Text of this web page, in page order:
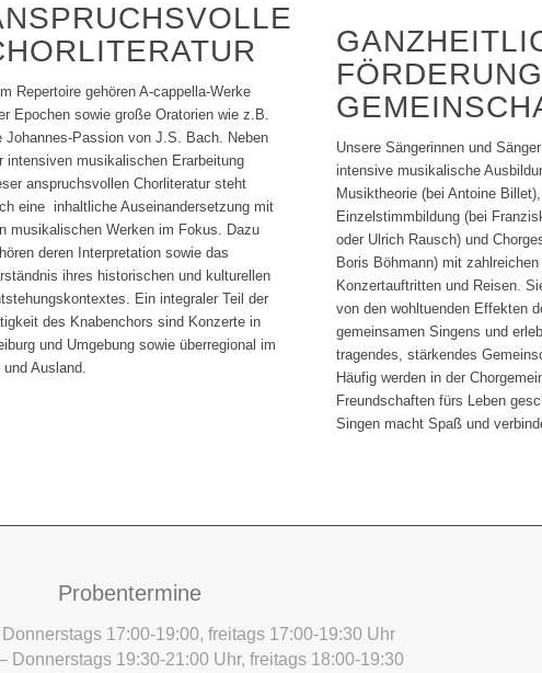
Repertoire gehören A-cappella-Werke
Epochen sowie große Oratorien wie z.B.
Johannes-Passion von J.S. Bach. Neben
intensiven musikalischen Erarbeitung
anspruchsvollen Chorliteratur steht
eine inhaltliche Auseinandersetzung mit
musikalischen Werken im Fokus. Dazu
deren Interpretation sowie das
ihres historischen und kulturellen
Ein integraler Teil der
des Knabenchors sind Konzerte in
und Umgebung sowie überregional im
und Ausland.
Unsere Sängerinnen und
intensive musikalische
Musiktheorie (bei Antoine
Einzelstimmbildung (bei
oder Ulrich Rausch) und
Boris Böhmann) mit zahlreichen
Konzertauftritten und Reisen.
von den wohltuenden Effekten
gemeinsamen Singens und
tragendes, stärkendes
Häufig werden in der
Freundschaften fürs Leben
Singen macht Spaß und
Probentermine
17:00-19:00, freitags 17:00-19:30 Uhr
Donnerstags 19:30-21:00 Uhr, freitags 18:00-19:30